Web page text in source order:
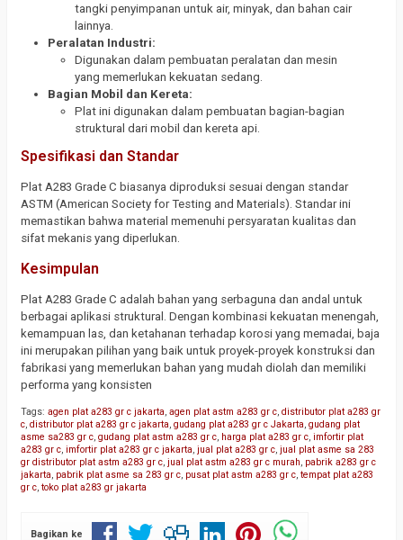
tangki penyimpanan untuk air, minyak, dan bahan cair
lainnya.
Peralatan Industri:
Digunakan dalam pembuatan peralatan dan mesin
yang memerlukan kekuatan sedang.
Bagian Mobil dan Kereta:
Plat ini digunakan dalam pembuatan bagian-bagian
struktural dari mobil dan kereta api.
Spesifikasi dan Standar
Plat A283 Grade C biasanya diproduksi sesuai dengan standar
ASTM (American Society for Testing and Materials). Standar ini
memastikan bahwa material memenuhi persyaratan kualitas dan
sifat mekanis yang diperlukan.
Kesimpulan
Plat A283 Grade C adalah bahan yang serbaguna dan andal untuk
berbagai aplikasi struktural. Dengan kombinasi kekuatan menengah,
kemampuan las, dan ketahanan terhadap korosi yang memadai, baja
ini merupakan pilihan yang baik untuk proyek-proyek konstruksi dan
fabrikasi yang memerlukan bahan yang mudah diolah dan memiliki
performa yang konsisten
Tags: agen plat a283 gr c jakarta, agen plat astm a283 gr c, distributor plat a283 gr
c, distributor plat a283 gr c jakarta, gudang plat a283 gr c Jakarta, gudang plat
asme sa283 gr c, gudang plat astm a283 gr c, harga plat a283 gr c, imfortir plat
a283 gr c, imfortir plat a283 gr c jakarta, jual plat a283 gr c, jual plat asme sa 283
gr distributor plat astm a283 gr c, jual plat astm a283 gr c murah, pabrik a283 gr c
jakarta, pabrik plat asme sa 283 gr c, pusat plat astm a283 gr c, tempat plat a283
gr c, toko plat a283 gr jakarta
Bagikan ke